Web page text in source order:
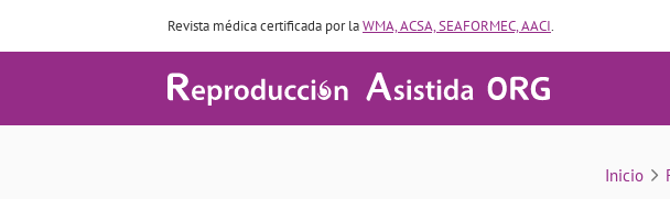
Revista médica certificada por laWMA, ACSA, SEAFORMEC, AACI.
Inicio